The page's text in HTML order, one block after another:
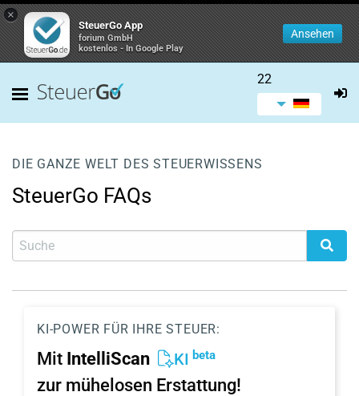
×
SteuerGo App
forium GmbH
kostenlos - In Google Play
Ansehen
22
DIE GANZE WELT DES STEUERWISSENS
SteuerGo FAQs
KI-POWER FÜR IHRE STEUER:
Mit IntelliScan KI beta
zur mühelosen Erstattung!